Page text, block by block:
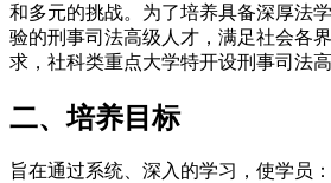
和多元的挑战。为了培养具备深厚法
验的刑事司法高级人才，满足社会各
求，社科类重点大学特开设刑事司法高
二、培养目标
旨在通过系统、深入的学习，使学员：